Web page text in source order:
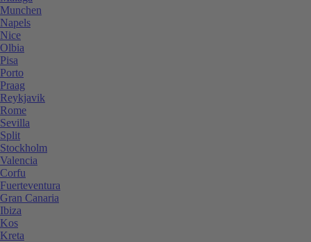
Munchen
Napels
Nice
Olbia
Pisa
Porto
Praag
Reykjavik
Rome
Sevilla
Split
Stockholm
Valencia
Corfu
Fuerteventura
Gran Canaria
Ibiza
Kos
Kreta